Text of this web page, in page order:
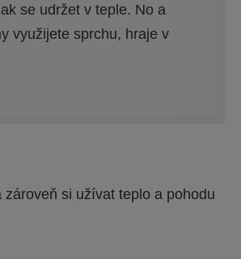
se udržet v teple. No a
využijete sprchu, hraje v
si užívat teplo a pohodu